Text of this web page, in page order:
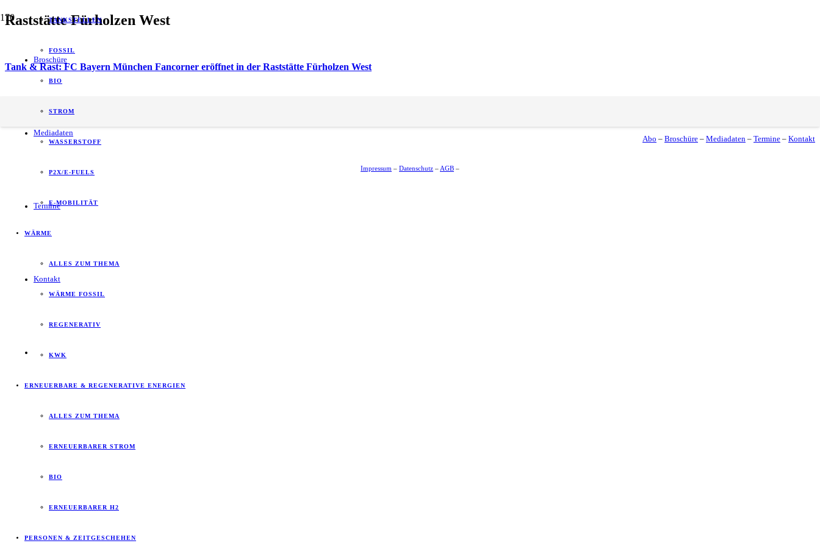
Broschüre
Mediadaten
Termine
Kontakt
TANKSTELLEN
FOSSIL
BIO
STROM
WASSERSTOFF
P2X/E-FUELS
E-MOBILITÄT
WÄRME
ALLES ZUM THEMA
WÄRME FOSSIL
REGENERATIV
KWK
ERNEUERBARE & REGENERATIVE ENERGIEN
ALLES ZUM THEMA
ERNEUERBARER STROM
BIO
ERNEUERBARER H2
PERSONEN & ZEITGESCHEHEN
Raststätte Fürholzen West
Tank & Rast: FC Bayern München Fancorner eröffnet in der Raststätte Fürholzen West
Abo – Broschüre – Mediadaten – Termine – Kontakt
Impressum – Datenschutz – AGB –